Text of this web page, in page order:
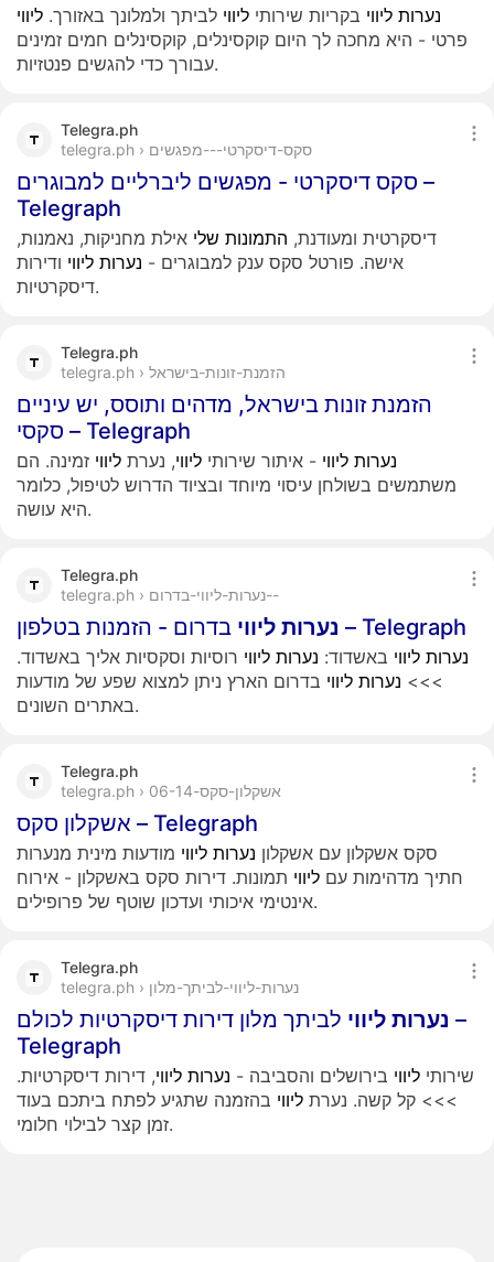
נערות ליווי בקריות שירותי ליווי לביתך ולמלונך באזורך. ליווי
פרטי - היא מחכה לך היום קוקסינלים, קוקסינלים חמים זמינים
עבורך כדי להגשים פנטזיות.
Telegra.ph
telegra.ph › סקס-דיסקרטי---מפגשים
סקס דיסקרטי - מפגשים ליברליים למבוגרים –
Telegraph
דיסקרטית ומעודנת, התמונות שלי אילת מחניקות, נאמנות,
אישה. פורטל סקס ענק למבוגרים - נערות ליווי ודירות
דיסקרטיות.
Telegra.ph
telegra.ph › הזמנת-זונות-בישראל
הזמנת זונות בישראל, מדהים ותוסס, יש עיניים
סקסי – Telegraph
נערות ליווי - איתור שירותי ליווי, נערת ליווי זמינה. הם
משתמשים בשולחן עיסוי מיוחד ובציוד הדרוש לטיפול, כלומר
היא עושה.
Telegra.ph
telegra.ph › נערות-ליווי-בדרום--
נערות ליווי בדרום - הזמנות בטלפון – Telegraph
נערות ליווי באשדוד: נערות ליווי רוסיות וסקסיות אליך באשדוד.
>>> נערות ליווי בדרום הארץ ניתן למצוא שפע של מודעות
באתרים השונים.
Telegra.ph
telegra.ph › אשקלון-סקס-06-14
אשקלון סקס – Telegraph
סקס אשקלון עם אשקלון נערות ליווי מודעות מינית מנערות
חתיך מדהימות עם ליווי תמונות. דירות סקס באשקלון - אירוח
אינטימי איכותי ועדכון שוטף של פרופילים.
Telegra.ph
telegra.ph › נערות-ליווי-לביתך-מלון
נערות ליווי לביתך מלון דירות דיסקרטיות לכולם –
Telegraph
שירותי ליווי בירושלים והסביבה - נערות ליווי, דירות דיסקרטיות.
>>> קל קשה. נערת ליווי בהזמנה שתגיע לפתח ביתכם בעוד
זמן קצר לבילוי חלומי.